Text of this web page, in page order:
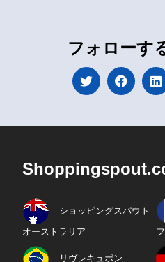
フォローす
ショッピングスパウト
オーストラリア
リヴレキュポン